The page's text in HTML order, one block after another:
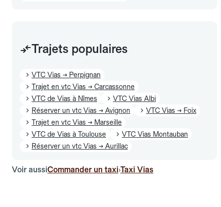
Trajets populaires
VTC Vias → Perpignan
Trajet en vtc Vias → Carcassonne
VTC de Vias à Nîmes
VTC Vias Albi
Réserver un vtc Vias → Avignon
VTC Vias → Foix
Trajet en vtc Vias → Marseille
VTC de Vias à Toulouse
VTC Vias Montauban
Réserver un vtc Vias → Aurillac
Voir aussiCommander un taxi›Taxi Vias